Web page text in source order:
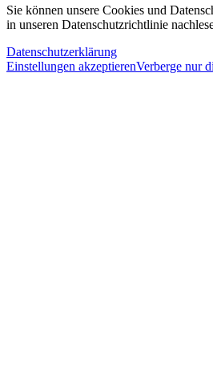
Sie können unsere Cookies und
in unseren Datenschutzrichtlinie
Datenschutzerklärung
Einstellungen akzeptierenVerberge nur